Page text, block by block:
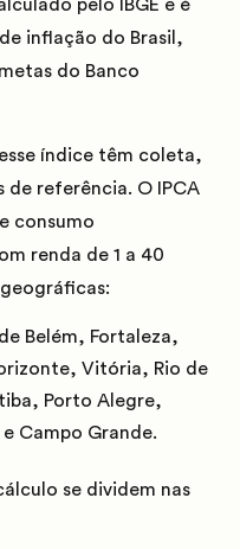
pelo IBGE e é
de inflação do Brasil,
do Banco
índice têm coleta,
de referência. O IPCA
consumo
renda de 1 a 40
Belém, Fortaleza,
Vitória, Rio de
Porto Alegre,
Campo Grande.​
se dividem nas